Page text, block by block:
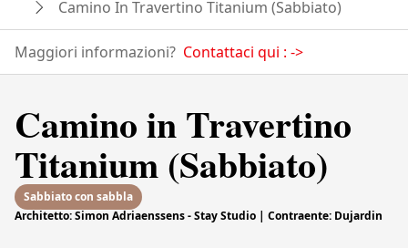
Camino In Travertino Titanium (Sabbiato)
Maggiori informazioni? Contattaci qui : ->
Camino in Travertino
Titanium (Sabbiato)
Sabbiato con sabbla
Architetto: Simon Adriaenssens - Stay Studio | Contraente: Dujardin